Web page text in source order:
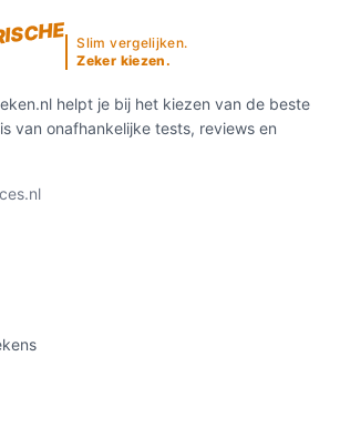
Slim vergelijken.
Zeker kiezen.
helpt je bij het kiezen van de beste
van onafhankelijke tests, reviews en